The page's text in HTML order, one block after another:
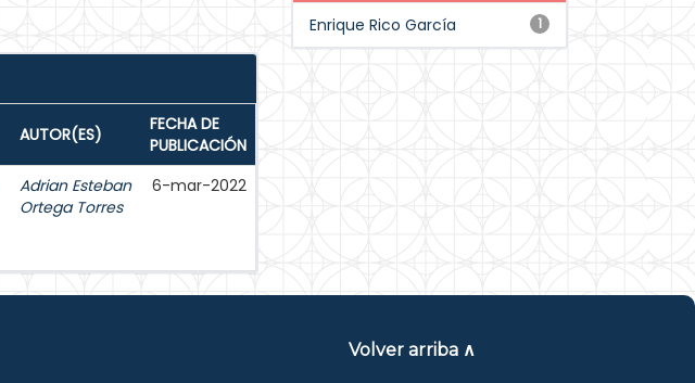
AUTOR(ES)
FECHA DE
PUBLICACIÓN
Adrian Esteban
Ortega Torres
6-mar-2022
1
Enrique Rico García
Volver arriba ∧